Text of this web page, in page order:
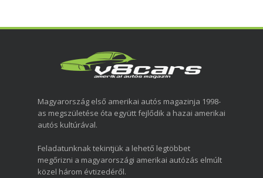
Magyarország első amerikai autós magazinja 1998-
as megszületése óta együtt fejlődik a hazai amerikai
autós kultúrával.
Feladatunknak tekintjük a lehető legtöbbet
megőrizni a magyarországi amerikai autózás elmúlt
közel három évtizedéről.